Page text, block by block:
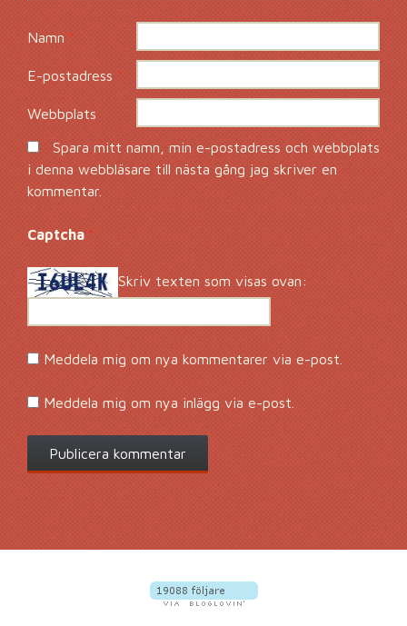
Namn *
E-postadress*
Webbplats
Spara mitt namn, min e-postadress och webbplats
i denna webbläsare till nästa gång jag skriver en
kommentar.
Captcha*
Skriv texten som visas ovan:
Meddela mig om nya kommentarer via e-post.
Meddela mig om nya inlägg via e-post.